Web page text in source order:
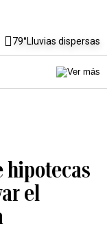
79°Lluvias dispersas
hipotecas
el